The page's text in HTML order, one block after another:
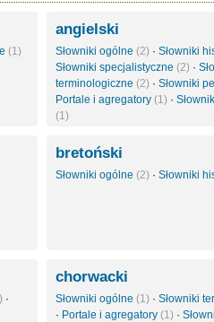
(1)
angielski
Słowniki ogólne (2) · Słowniki
Słowniki specjalistyczne (2) ·
terminologiczne (2) · Słowniki
Portale i agregatory (1) ·
(1)
bretoński
Słowniki ogólne (2) · Słowniki
·
chorwacki
Słowniki ogólne (1) · Słowniki
· Portale i agregatory (1) ·